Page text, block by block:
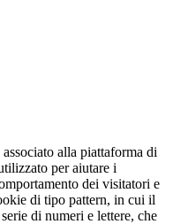
alla piattaforma di
per aiutare i
dei visitatori e
di tipo pattern, in cui il
di numeri e lettere, che